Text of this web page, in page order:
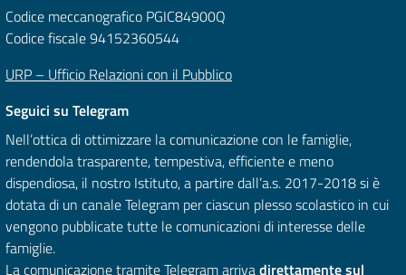
Codice meccanografico PGIC84900Q
Codice fiscale 94152360544
URP – Ufficio Relazioni con il Pubblico
Seguici su Telegram
Nell’ottica di ottimizzare la comunicazione con le famiglie,
rendendola trasparente, tempestiva, efficiente e meno
dispendiosa, il nostro Istituto, a partire dall’a.s. 2017-2018 si è
dotata di un canale Telegram per ciascun plesso scolastico in cui
vengono pubblicate tutte le comunicazioni di interesse delle
famiglie.
La comunicazione tramite Telegram arrivadirettamente sul